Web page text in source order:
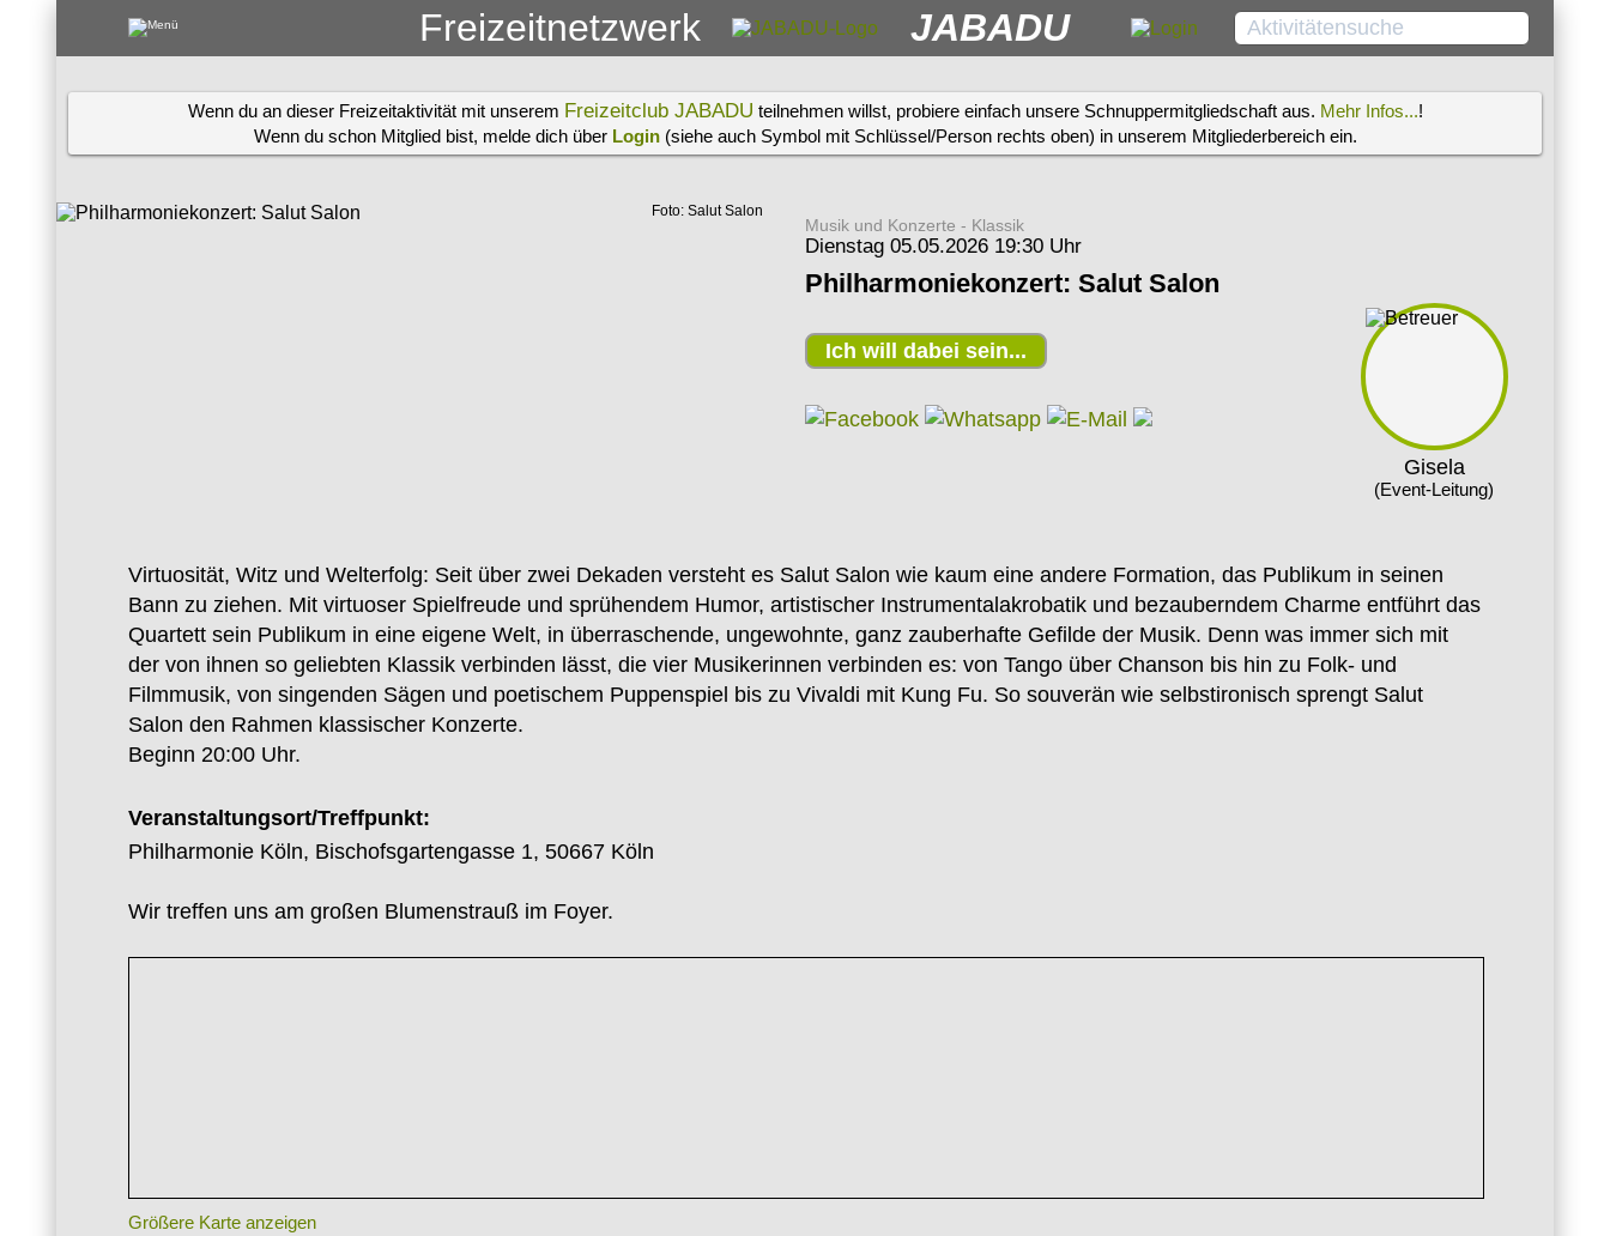
Freizeitnetzwerk JABADU
Wenn du an dieser Freizeitaktivität mit unserem Freizeitclub JABADU teilnehmen willst, probiere einfach unsere Schnuppermitgliedschaft aus. Mehr Infos...!
Wenn du schon Mitglied bist, melde dich über Login(siehe auch Symbol mit Schlüssel/Person rechts oben) in unserem Mitgliederbereich ein.
Foto: Salut Salon
Musik und Konzerte - Klassik
Dienstag 05.05.2026 19:30 Uhr
Philharmoniekonzert: Salut Salon
Gisela
(Event-Leitung)
Ich will dabei sein...
Virtuosität, Witz und Welterfolg: Seit über zwei Dekaden versteht es Salut Salon wie kaum eine andere Formation, das Publikum in seinen
Bann zu ziehen. Mit virtuoser Spielfreude und sprühendem Humor, artistischer Instrumentalakrobatik und bezauberndem Charme entführt das
Quartett sein Publikum in eine eigene Welt, in überraschende, ungewohnte, ganz zauberhafte Gefilde der Musik. Denn was immer sich mit
der von ihnen so geliebten Klassik verbinden lässt, die vier Musikerinnen verbinden es: von Tango über Chanson bis hin zu Folk- und
Filmmusik, von singenden Sägen und poetischem Puppenspiel bis zu Vivaldi mit Kung Fu. So souverän wie selbstironisch sprengt Salut
Salon den Rahmen klassischer Konzerte.
Beginn 20:00 Uhr.
Veranstaltungsort/Treffpunkt:
Philharmonie Köln, Bischofsgartengasse 1, 50667 Köln
Wir treffen uns am großen Blumenstrauß im Foyer.
Größere Karte anzeigen